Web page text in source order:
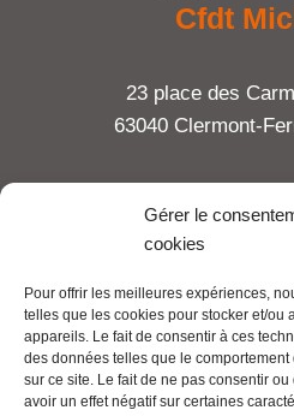
Gérer le
cookies
Pour offrir les meilleures expériences,
telles que les cookies pour stocker et/ou
appareils. Le fait de consentir à ces
des données telles que le
sur ce site. Le fait de ne pas consentir
avoir un effet négatif sur certaines
Cfdt
23 place des
63040 Clermont-
Mentions
Pour aller